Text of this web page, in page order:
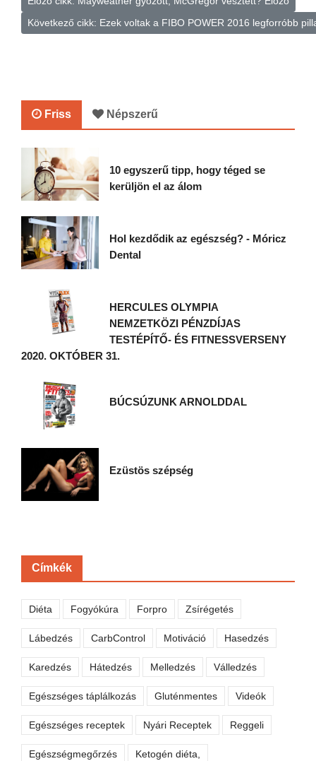
Következő cikk: Ezek voltak a FIBO POWER 2016 legforróbb
Friss Népszerű
10 egyszerű tipp, hogy téged se
kerüljön el az álom
Hol kezdődik az egészség? - Móricz
Dental
HERCULES OLYMPIA
NEMZETKÖZI PÉNZDÍJAS
TESTÉPÍTŐ- ÉS FITNESSVERSENY
2020. OKTÓBER 31.
BÚCSÚZUNK ARNOLDDAL
Ezüstös szépség
Címkék
Diéta Fogyókúra Forpro Zsírégetés
Lábedzés CarbControl Motiváció Hasedzés
Karedzés Hátedzés Melledzés Válledzés
Egészséges táplálkozás Gluténmentes Videók
Egészséges receptek Nyári Receptek Reggeli
Egészségmegőrzés Ketogén diéta,